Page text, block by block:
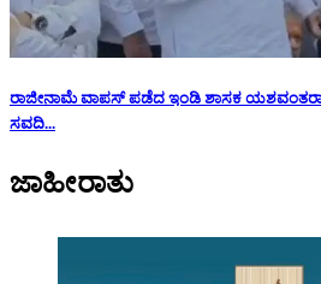
ರಾಜೀನಾಮೆ ವಾಪಸ್ ಪಡೆದ ಇಂಡಿ ಶಾಸಕ
ಸವದಿ...
ಜಾಹೀರಾತು